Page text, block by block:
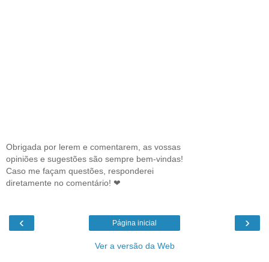
Obrigada por lerem e comentarem, as vossas
opiniões e sugestões são sempre bem-vindas!
Caso me façam questões, responderei
diretamente no comentário! ❤
‹ ›
Página inicial
Ver a versão da Web